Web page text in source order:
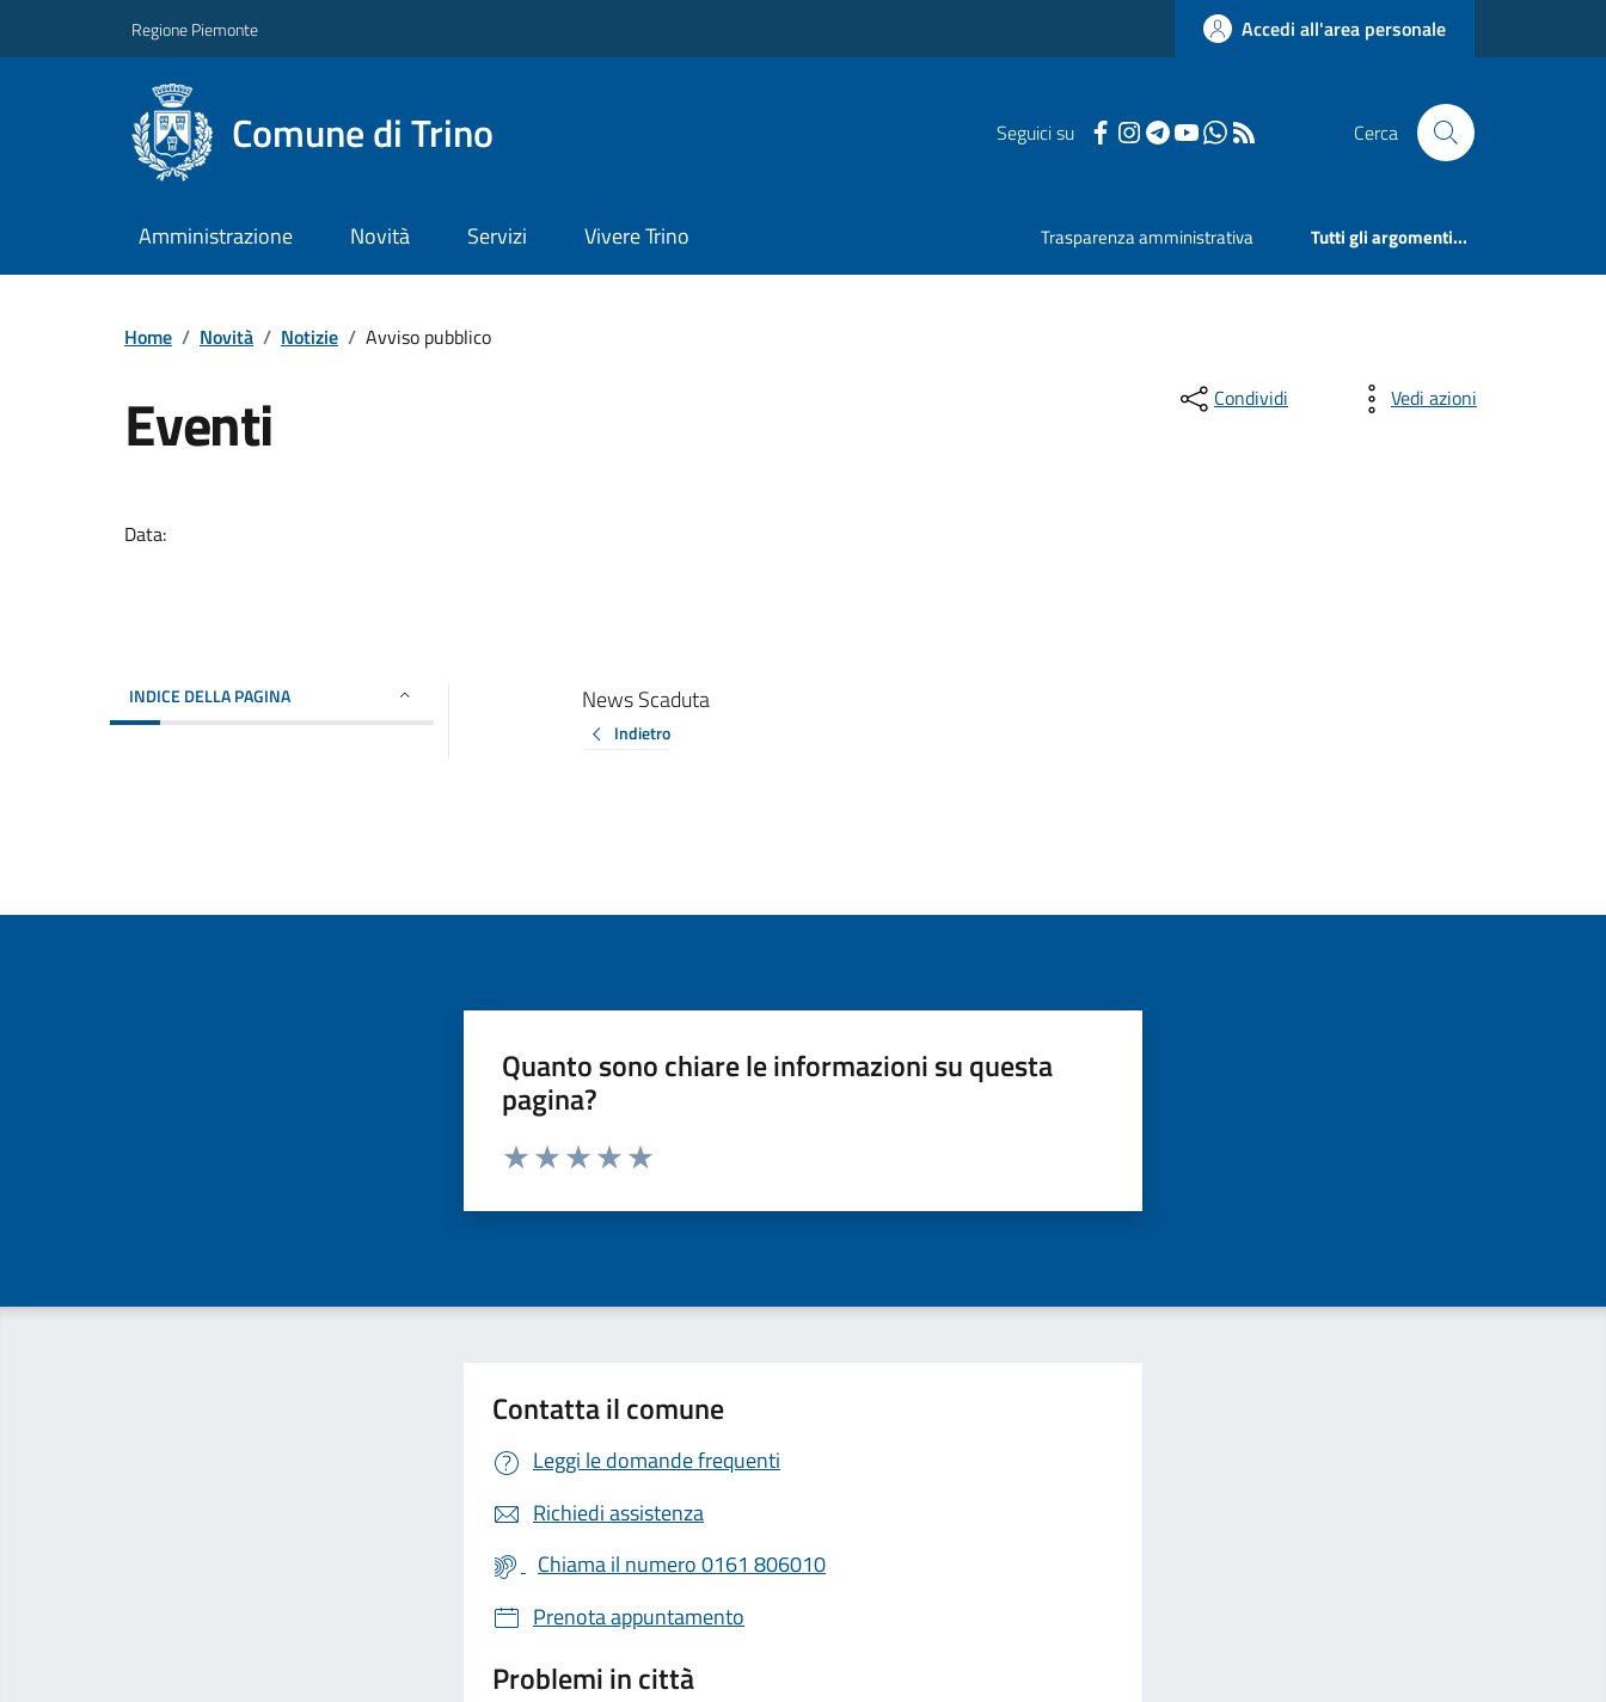
Regione Piemonte Accedi all'area personale
Comune di Trino Seguici su Cerca
Amministrazione Novità Servizi Vivere Trino Trasparenza amministrativa Tutti gli argomenti...
Home / Novità / Notizie / Avviso pubblico
Eventi
Data:
Condividi Vedi azioni
INDICE DELLA PAGINA News Scaduta
Indietro
Quanto sono chiare le informazioni su questa
pagina?
Valuta da 1 a 5 stelle la pagina
Contatta il comune
Leggi le domande frequenti
Richiedi assistenza
Chiama il numero 0161 806010
Prenota appuntamento
Problemi in città